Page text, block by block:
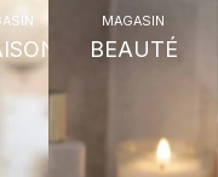
MAGASIN
BEAUTÉ